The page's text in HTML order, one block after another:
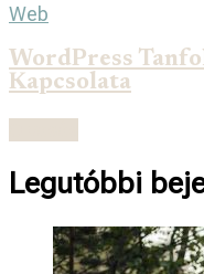
Web
WordPress
Kapcsolata
Legutóbbi